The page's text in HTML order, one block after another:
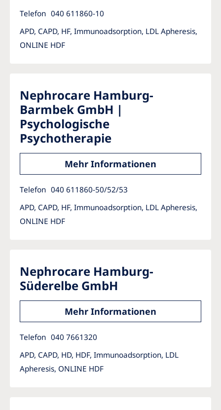
Telefon 040 611860-10
APD, CAPD, HF, Immunoadsorption, LDL Apheresis,
ONLINE HDF
Nephrocare Hamburg-
Barmbek GmbH |
Psychologische
Psychotherapie
Mehr Informationen
Telefon 040 611860-50/52/53
APD, CAPD, HF, Immunoadsorption, LDL Apheresis,
ONLINE HDF
Nephrocare Hamburg-
Süderelbe GmbH
Mehr Informationen
Telefon 040 7661320
APD, CAPD, HD, HDF, Immunoadsorption, LDL
Apheresis, ONLINE HDF